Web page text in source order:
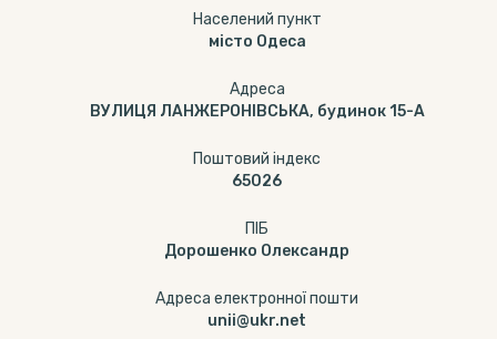
Населений пункт
місто Одеса
Адреса
ВУЛИЦЯ ЛАНЖЕРОНІВСЬКА, будинок 15-А
Поштовий індекс
65026
ПІБ
Дорошенко Олександр
Адреса електронної пошти
unii@ukr.net